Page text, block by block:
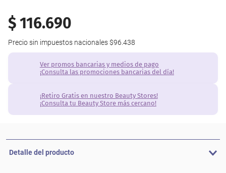
$116.690
Precio sin impuestos nacionales $96.438
Ver promos bancarias y medios de pago
¡Consulta las promociones bancarias del día!
¡Retiro Gratis en nuestro Beauty Stores!
¡Consulta tu Beauty Store más cercano!
Detalle del producto
10. cher